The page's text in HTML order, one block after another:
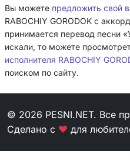
Вы можете предложить свой
RABOCHIY GORODOK с
принимается перевод песни
искали, то можете
исполнителя RABOCHIY
поиском по сайту.
© 2026 PESNI.NET. Все
Сделано с ❤ для